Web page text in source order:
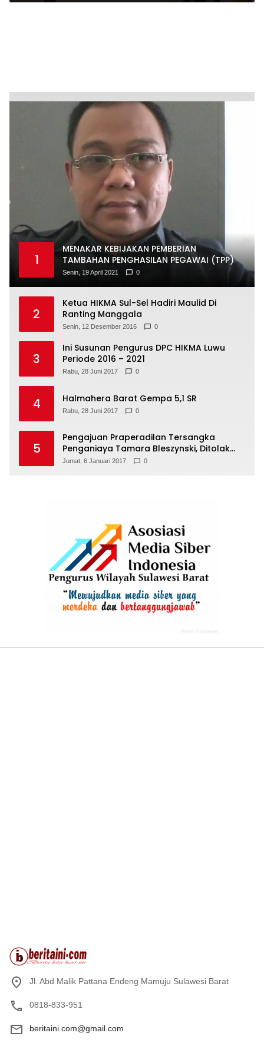
1
MENAKAR KEBIJAKAN PEMBERIAN
TAMBAHAN PENGHASILAN PEGAWAI (TPP)
Senin, 19 April 2021 0
2
Ketua HIKMA Sul-Sel Hadiri Maulid Di
Ranting Manggala
Senin, 12 Desember 2016 0
3
Ini Susunan Pengurus DPC HIKMA Luwu
Periode 2016 – 2021
Rabu, 28 Juni 2017 0
4 Halmahera Barat Gempa 5,1 SR
Rabu, 28 Juni 2017 0
5
Pengajuan Praperadilan Tersangka
Penganiaya Tamara Bleszynski, Ditolak
Hakim
Jumat, 6 Januari 2017 0
Jl. Abd Malik Pattana Endeng Mamuju Sulawesi Barat
0818-833-951
beritaini.com@gmail.com